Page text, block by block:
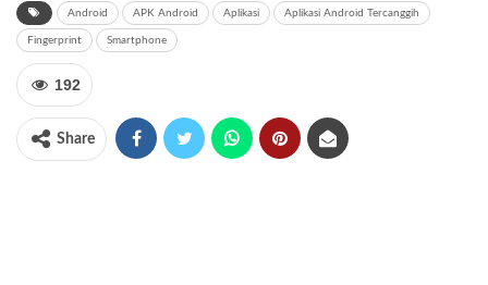
Android APK Android Aplikasi Aplikasi Android Tercanggih
Fingerprint Smartphone
192
Share